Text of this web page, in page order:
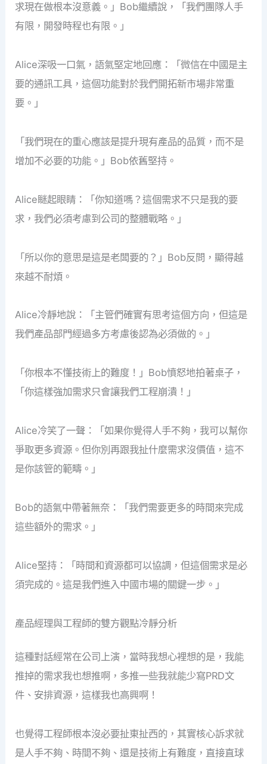
求現在做根本沒意義。」Bob繼續說，「我們團隊人手
有限，開發時程也有限。」
Alice深吸一口氣，語氣堅定地回應：「微信在中國是主
要的通訊工具，這個功能對於我們開拓新市場非常重
要。」
「我們現在的重心應該是提升現有產品的品質，而不是
增加不必要的功能。」Bob依舊堅持。
Alice瞇起眼睛：「你知道嗎？這個需求不只是我的要
求，我們必須考慮到公司的整體戰略。」
「所以你的意思是這是老闆要的？」Bob反問，顯得越
來越不耐煩。
Alice冷靜地說：「主管們確實有思考這個方向，但這是
我們產品部門經過多方考慮後認為必須做的。」
「你根本不懂技術上的難度！」Bob憤怒地拍著桌子，
「你這樣強加需求只會讓我們工程崩潰！」
Alice冷笑了一聲：「如果你覺得人手不夠，我可以幫你
爭取更多資源。但你別再跟我扯什麼需求沒價值，這不
是你該管的範疇。」
Bob的語氣中帶著無奈：「我們需要更多的時間來完成
這些額外的需求。」
Alice堅持：「時間和資源都可以協調，但這個需求是必
須完成的。這是我們進入中國市場的關鍵一步。」
產品經理與工程師的雙方觀點冷靜分析
這種對話經常在公司上演，當時我想心裡想的是，我能
推掉的需求我也想推啊，多推一些我就能少寫PRD文
件、安排資源，這樣我也高興啊！
也覺得工程師根本沒必要扯東扯西的，其實核心訴求就
是人手不夠、時間不夠、還是技術上有難度，直接直球